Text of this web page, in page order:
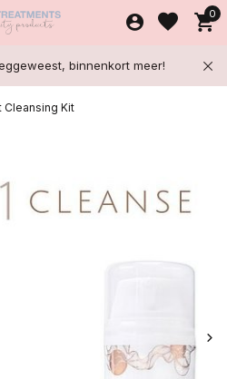
0
binnenkort meer!
Cleansing Kit